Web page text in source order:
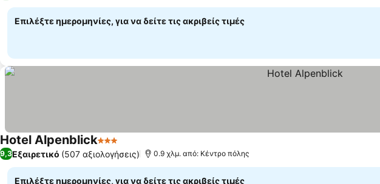
Επιλέξτε ημερομηνίες, για να δείτε τις ακριβείς τιμές
Hotel Alpenblick3 Αστέρια
9,3Εξαιρετικό (507 αξιολογήσεις) 0.9 χλμ. από: Κέντρο πόλης
Επιλέξτε ημερομηνίες, για να δείτε τις ακριβείς τιμές